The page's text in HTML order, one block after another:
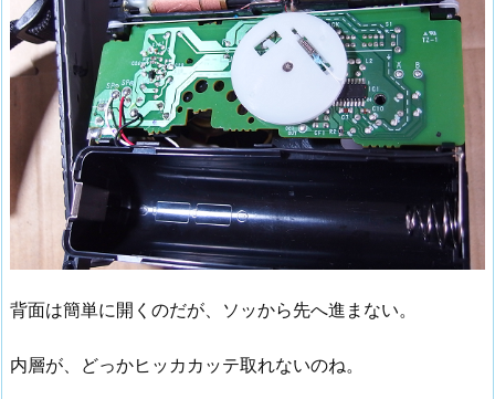
背面は簡単に開くのだが、ソッから先へ進まない。
内層が、どっかヒッカカッテ取れないのね。